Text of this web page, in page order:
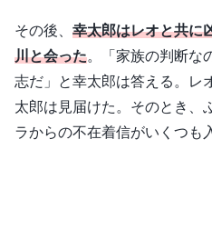
その後、 幸太郎はレオと共に
川と会った。「家族の判断な
志だ」と幸太郎は答える。レ
太郎は見届けた。そのとき、
ラからの不在着信がいくつも